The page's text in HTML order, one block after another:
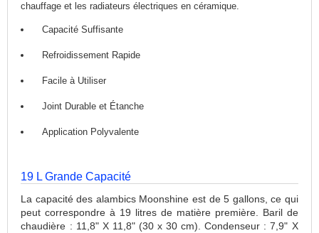
chauffage et les radiateurs électriques en céramique.
Capacité Suffisante
Refroidissement Rapide
Facile à Utiliser
Joint Durable et Étanche
Application Polyvalente
19 L Grande Capacité
La capacité des alambics Moonshine est de 5 gallons, ce qui
peut correspondre à 19 litres de matière première. Baril de
chaudière : 11,8" X 11,8" (30 x 30 cm). Condenseur : 7,9" X